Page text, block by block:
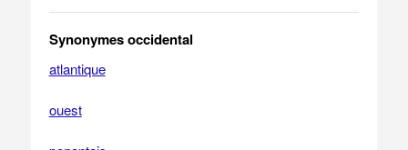
Synonymes occidental
atlantique
ouest